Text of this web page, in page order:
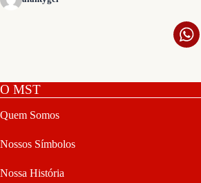
O MST
Quem Somos
Nossos Símbolos
Nossa História